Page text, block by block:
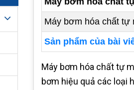
Máy bơm hóa chất tự
Sản phẩm của bài
Máy bơm hóa chất tự
bơm hiệu quả các loại